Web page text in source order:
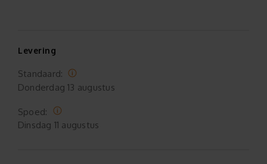
Levering
Standaard:
Donderdag 13 augustus
Spoed:
Dinsdag 11 augustus